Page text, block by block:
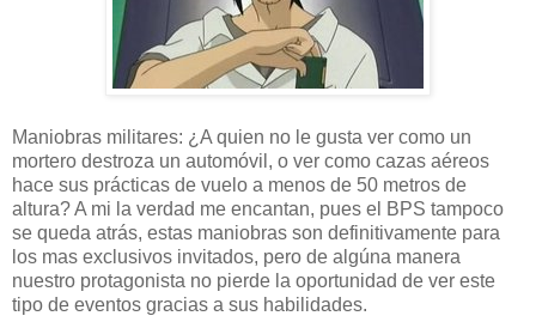
Maniobras militares: ¿A quien no le gusta ver como un
mortero destroza un automóvil, o ver como cazas aéreos
hace sus prácticas de vuelo a menos de 50 metros de
altura? A mi la verdad me encantan, pues el BPS tampoco
se queda atrás, estas maniobras son definitivamente para
los mas exclusivos invitados, pero de algúna manera
nuestro protagonista no pierde la oportunidad de ver este
tipo de eventos gracias a sus habilidades.